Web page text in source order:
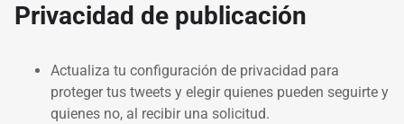
Privacidad de publicación
Actualiza tu configuración de privacidad para
proteger tus tweets y elegir quienes pueden seguirte y
quienes no, al recibir una solicitud.